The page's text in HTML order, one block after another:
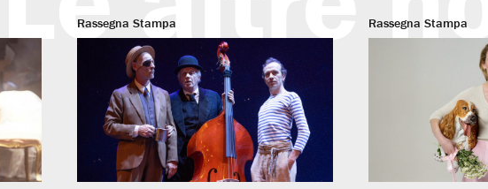
Rassegna Stampa Rassegna Stampa